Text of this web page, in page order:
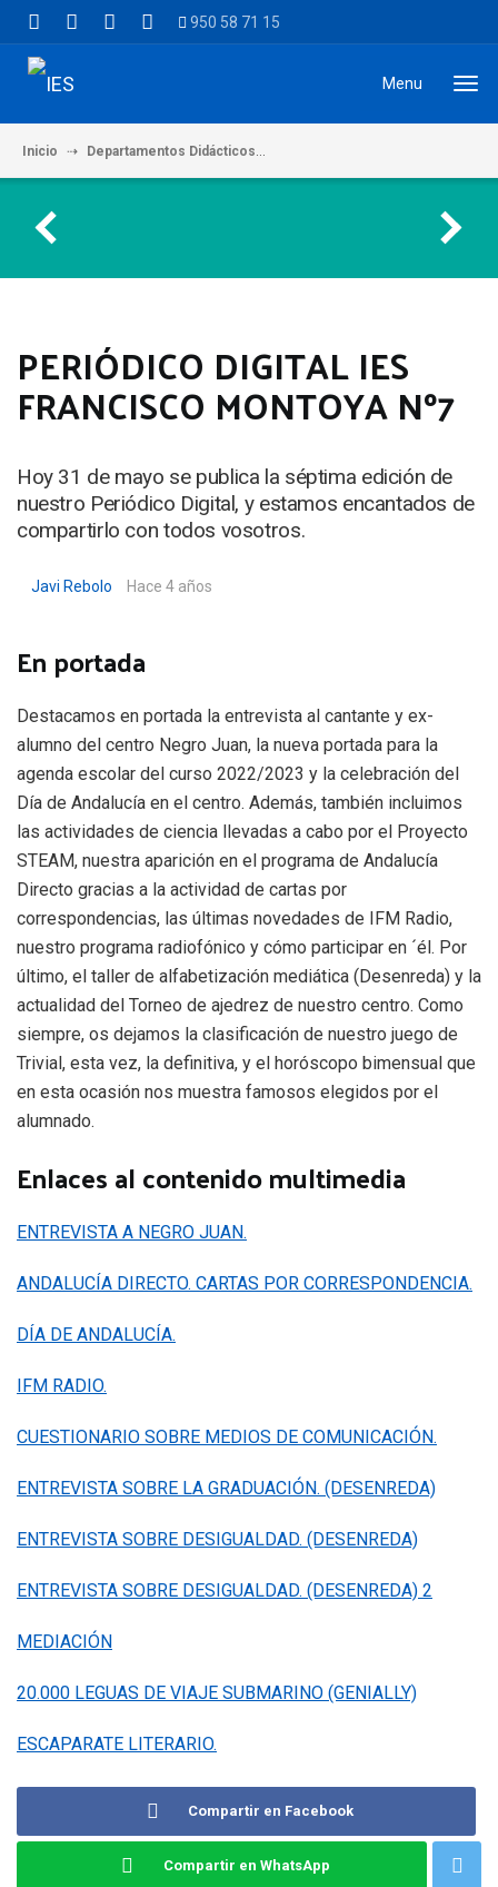
950 58 71 15
Menu
Inicio Departamentos Didácticos
PERIÓDICO DIGITAL IES
FRANCISCO MONTOYA Nº7
Hoy 31 de mayo se publica la séptima edición de
nuestro Periódico Digital, y estamos encantados de
compartirlo con todos vosotros.
Javi Rebolo Hace 4 años
En portada
Destacamos en portada la entrevista al cantante y ex-
alumno del centro Negro Juan, la nueva portada para la
agenda escolar del curso 2022/2023 y la celebración del
Día de Andalucía en el centro. Además, también incluimos
las actividades de ciencia llevadas a cabo por el Proyecto
STEAM, nuestra aparición en el programa de Andalucía
Directo gracias a la actividad de cartas por
correspondencias, las últimas novedades de IFM Radio,
nuestro programa radiofónico y cómo participar en ´él. Por
último, el taller de alfabetización mediática (Desenreda) y la
actualidad del Torneo de ajedrez de nuestro centro. Como
siempre, os dejamos la clasificación de nuestro juego de
Trivial, esta vez, la definitiva, y el horóscopo bimensual que
en esta ocasión nos muestra famosos elegidos por el
alumnado.
Enlaces al contenido multimedia
ENTREVISTA A NEGRO JUAN.
ANDALUCÍA DIRECTO. CARTAS POR CORRESPONDENCIA.
DÍA DE ANDALUCÍA.
IFM RADIO.
CUESTIONARIO SOBRE MEDIOS DE COMUNICACIÓN.
ENTREVISTA SOBRE LA GRADUACIÓN. (DESENREDA)
ENTREVISTA SOBRE DESIGUALDAD. (DESENREDA)
ENTREVISTA SOBRE DESIGUALDAD. (DESENREDA) 2
MEDIACIÓN
20.000 LEGUAS DE VIAJE SUBMARINO (GENIALLY)
ESCAPARATE LITERARIO.
Compartir en Facebook
Compartir en WhatsApp